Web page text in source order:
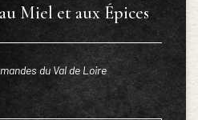
Miel et aux Épices
du Val de Loire